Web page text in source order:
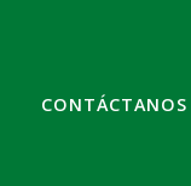
CONTÁCTANOS